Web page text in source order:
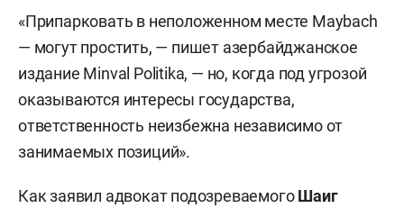
«Припарковать в неположенном месте Maybach
— могут простить, — пишет азербайджанское
издание Minval Politika, — но, когда под угрозой
оказываются интересы государства,
ответственность неизбежна независимо от
занимаемых позиций».
Как заявил адвокат подозреваемогоШаиг